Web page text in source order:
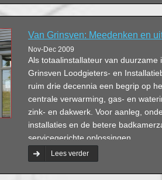
Van Grinsven: Meedenken en
Nov-Dec 2009
Als totaalinstallateur van duurzame
Grinsven Loodgieters- en
ruim drie decennia een begrip op
centrale verwarming, gas- en
zink- en dakwerk. Voor aanleg,
installaties en de betere
servicegerichte oplossingen.
Lees verder